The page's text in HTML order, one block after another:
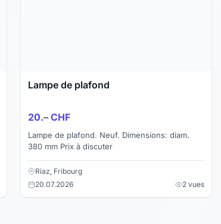
Lampe de plafond
20.– CHF
Lampe de plafond. Neuf. Dimensions: diam.
380 mm Prix à discuter
Riaz, Fribourg
20.07.2026
2 vues